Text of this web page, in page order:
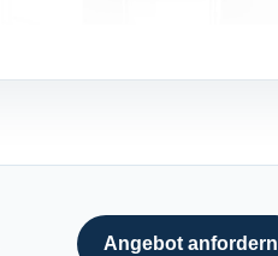
Angebot anfordern